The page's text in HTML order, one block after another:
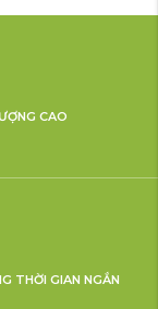
CAO
THỜI GIAN NGẮN